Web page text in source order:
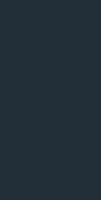
Industries SRK-ZSP